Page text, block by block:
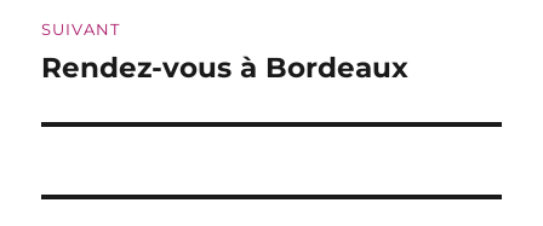
SUIVANT
Publication
Rendez-vous à Bordeaux